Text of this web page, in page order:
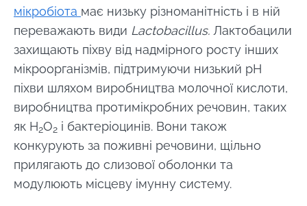
мікробіота має низьку різноманітність і в ній
переважають види Lactobacillus. Лактобацили
захищають піхву від надмірного росту інших
мікроорганізмів, підтримуючи низький рН
піхви шляхом виробництва молочної кислоти,
виробництва протимікробних речовин, таких
як H2O2 і бактеріоцинів. Вони також
конкурують за поживні речовини, щільно
прилягають до слизової оболонки та
модулюють місцеву імунну систему.